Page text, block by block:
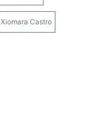
Xiomara Castro